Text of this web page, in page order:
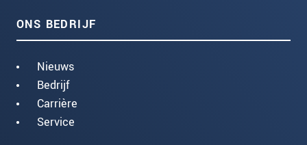
ONS BEDRIJF
Nieuws
Bedrijf
Carrière
Service